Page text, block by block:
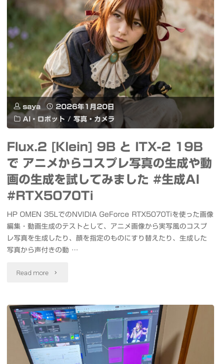
サ
ダ
ー"
と
か
日
本
語
対
応
の
や
す
声
生
成
nvfp4
爆
速
画
像
成
ACE
Step
v1
と
Wan2.2
S2V
で
AI
saya
2026年1月20日
AI・ロボット / 写真・カメラ
Flux.2 [Klein] 9B と ITX-2 19B
で アニメからコスプレ写真の生成や動
画の生成を試してみました #生成AI
#RTX5070Ti
HP OMEN 35LでのNVIDIA GeForce RTX5070Tiを使った画像
編集・動画生成のテストとして、アニメ画像から実写風のコスプ
レ写真を生成したり、顔を指定のものにすり替えたり、生成した
写真から声付きの動 …
Read more "Flux.2
9B
と